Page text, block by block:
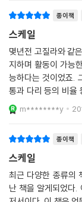
과학의 역사에서 원
개념이 옳은 것으로
는 바로 그런 개념을
스트로가츠, 코넬대
시로 돌려, 성장과 지
고 재미있는 저술가
러햄 버기즈, 스탠퍼
Stone』저자
이 책은 하나의 계시
종이책
스케일
몇년전 고질라와 같
지하며 활동이 가능
능하다는 것이었죠.
통과 다리 등의 비율
버텨내는 골격이 어
란 내용이었던 거
m********y
종이책
스케일
최근 다양한 종류의
난 책을 알게되었다.